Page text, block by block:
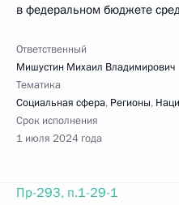
в федеральном бюджете
Ответственный
Мишустин Михаил Владимирович
Тематика
Социальная сфера, Регионы,
Срок исполнения
1 июля 2024 года
Пр-293, п.1-29-1